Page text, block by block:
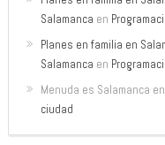
Salamanca en
Planes en familia en
Salamanca en
Menuda es Salamanca en
ciudad